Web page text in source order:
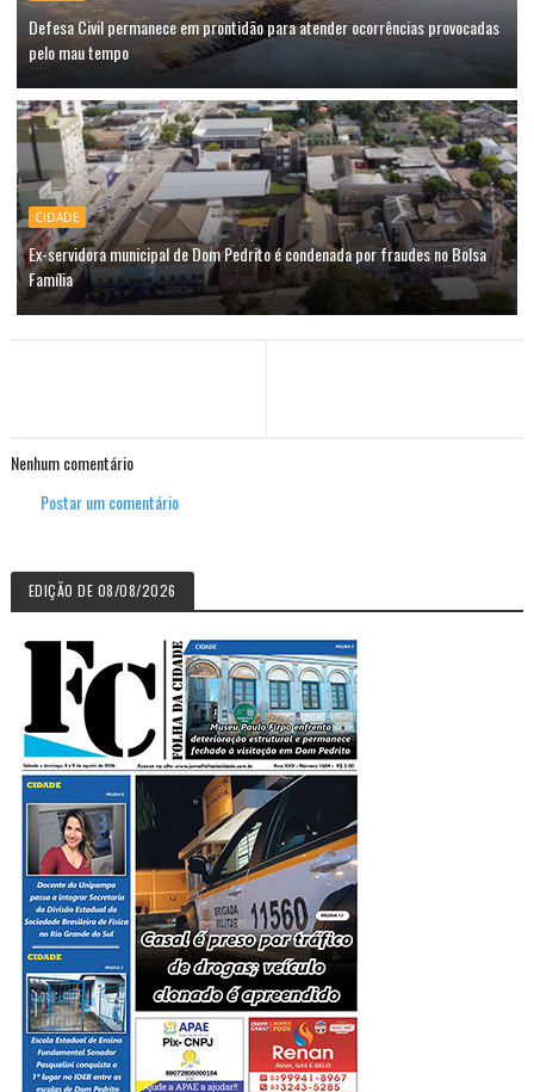
Defesa Civil permanece em prontidão para atender ocorrências provocadas
pelo mau tempo
CIDADE
Ex-servidora municipal de Dom Pedrito é condenada por fraudes no Bolsa
Família
Nenhum comentário
Postar um comentário
EDIÇÃO DE 08/08/2026